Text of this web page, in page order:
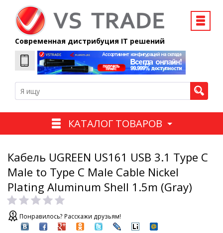
Современная дистрибуция IT решений
КАТАЛОГ ТОВАРОВ
Кабель UGREEN US161 USB 3.1 Type C
Male to Type C Male Cable Nickel
Plating Aluminum Shell 1.5m (Gray)
Понравилось? Расскажи друзьям!